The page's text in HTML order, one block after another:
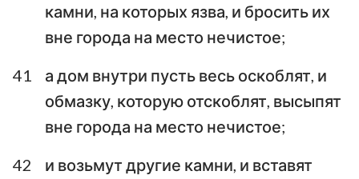
камни, на которых язва, и бросить их
вне города на место нечистое;
41
а дом внутри пусть весь оскоблят, и
обмазку, которую отскоблят, высыпят
вне города на место нечистое;
42
и возьмут другие камни, и вставят